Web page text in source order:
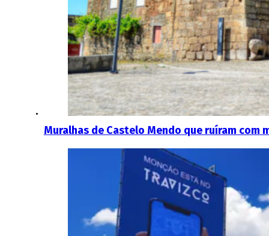
Muralhas de Castelo Mendo que ruíram com